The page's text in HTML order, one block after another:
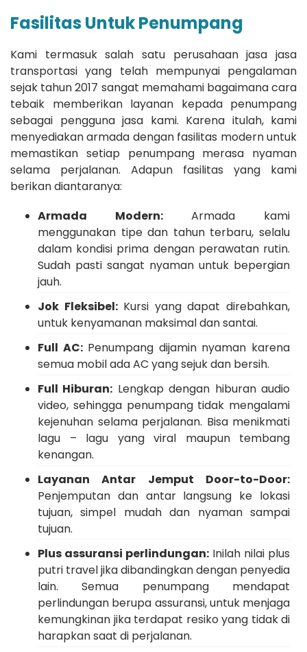
Fasilitas Untuk Penumpang
Kami termasuk salah satu perusahaan jasa jasa
transportasi yang telah mempunyai pengalaman
sejak tahun 2017 sangat memahami bagaimana cara
tebaik memberikan layanan kepada penumpang
sebagai pengguna jasa kami. Karena itulah, kami
menyediakan armada dengan fasilitas modern untuk
memastikan setiap penumpang merasa nyaman
selama perjalanan. Adapun fasilitas yang kami
berikan diantaranya:
Armada Modern:Armada kami
menggunakan tipe dan tahun terbaru, selalu
dalam kondisi prima dengan perawatan rutin.
Sudah pasti sangat nyaman untuk bepergian
jauh.
Jok Fleksibel:Kursi yang dapat direbahkan,
untuk kenyamanan maksimal dan santai.
Full AC:Penumpang dijamin nyaman karena
semua mobil ada AC yang sejuk dan bersih.
Full Hiburan: Lengkap dengan hiburan audio
video, sehingga penumpang tidak mengalami
kejenuhan selama perjalanan. Bisa menikmati
lagu – lagu yang viral maupun tembang
kenangan.
Layanan Antar Jemput Door-to-Door:
Penjemputan dan antar langsung ke lokasi
tujuan, simpel mudah dan nyaman sampai
tujuan.
Plus assuransi perlindungan: Inilah nilai plus
putri travel jika dibandingkan dengan penyedia
lain. Semua penumpang mendapat
perlindungan berupa assuransi, untuk menjaga
kemungkinan jika terdapat resiko yang tidak di
harapkan saat di perjalanan.